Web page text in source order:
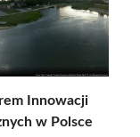
Innowacji
w Polsce